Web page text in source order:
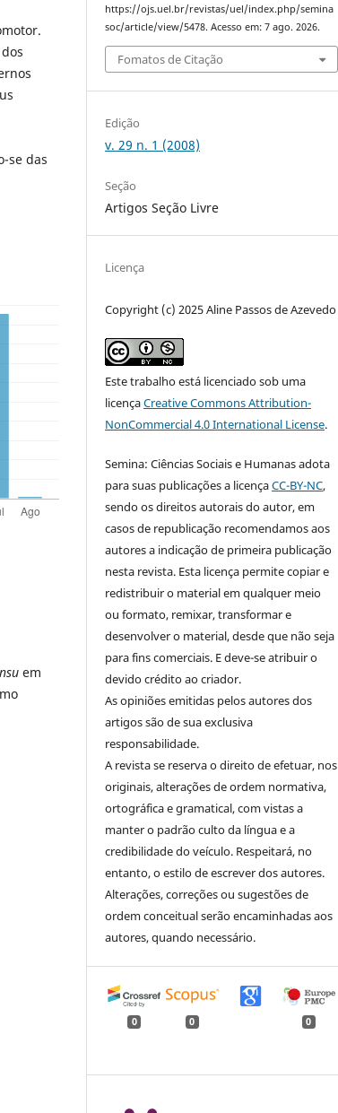
se das
em
https://ojs.uel.br/revistas/uel/index.php/semina
soc/article/view/5478. Acesso em: 7 ago. 2026.
Fomatos de Citação
Edição
v. 29 n. 1 (2008)
Seção
Artigos Seção Livre
Licença
Copyright (c) 2025 Aline Passos de Azevedo
Este trabalho está licenciado sob uma
licençaCreative Commons Attribution-
NonCommercial 4.0 International License.
Semina: Ciências Sociais e Humanas adota
para suas publicações a licençaCC-BY-NC,
sendo os direitos autorais do autor, em
casos de republicação recomendamos aos
autores a indicação de primeira publicação
nesta revista. Esta licença permite copiar e
redistribuir o material em qualquer meio
ou formato, remixar, transformar e
desenvolver o material, desde que não seja
para fins comerciais. E deve-se atribuir o
devido crédito ao criador.
As opiniões emitidas pelos autores dos
artigos são de sua exclusiva
responsabilidade.
A revista se reserva o direito de efetuar, nos
originais, alterações de ordem normativa,
ortográfica e gramatical, com vistas a
manter o padrão culto da língua e a
credibilidade do veículo. Respeitará, no
entanto, o estilo de escrever dos autores.
Alterações, correções ou sugestões de
ordem conceitual serão encaminhadas aos
autores, quando necessário.
0 0 0